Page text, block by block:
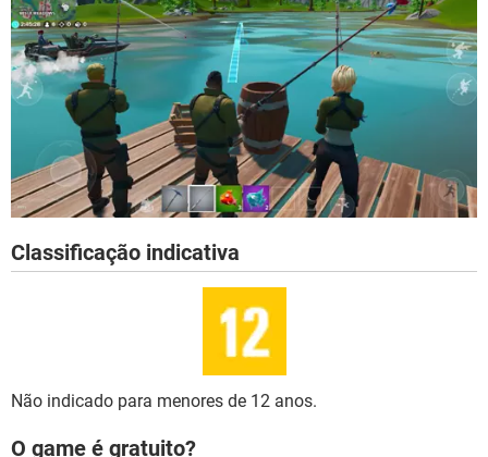
Classificação indicativa
Não indicado para menores de 12 anos.
O game é gratuito?